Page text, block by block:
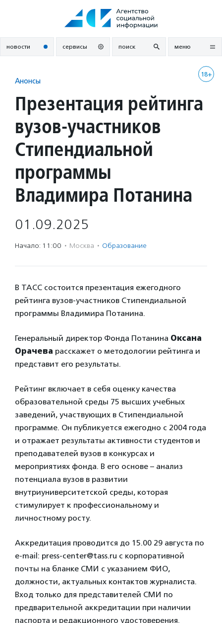
новости сервисы поиск меню
18+
Анонсы
Презентация рейтинга
вузов-участников
Стипендиальной
программы
Владимира Потанина
01.09.2025
Начало: 11:00 · Москва · Образование
В ТАСС состоится презентация ежегодного
рейтинга вузов-участников Стипендиальной
программы Владимира Потанина.
Генеральный директор Фонда Потанина Оксана
Орачева расскажет о методологии рейтинга и
представит его результаты.
Рейтинг включает в себя оценку качества
образовательной среды 75 высших учебных
заведений, участвующих в Стипендиальной
программе. Он публикуется ежегодно с 2004 года
и отражает результаты активности студентов и
преподавателей вузов в конкурсах и
мероприятиях фонда. В его основе – анализ
потенциала вузов в развитии
внутриуниверситетской среды, которая
стимулирует к профессиональному и
личностному росту.
Аккредитация проводится до 15.00 29 августа по
e-mail: press-center@tass.ru с корпоративной
почты на бланке СМИ с указанием ФИО,
должности, актуальных контактов журналиста.
Вход только для представителей СМИ по
предварительной аккредитации при наличии
паспорта и редакционного удостоверения.